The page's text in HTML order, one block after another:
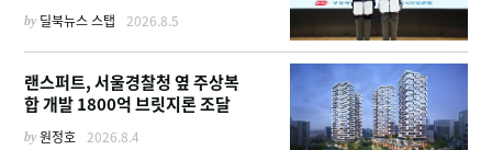
by 딜북뉴스 스탭 2026.8.5
랜스퍼트, 서울경찰청 옆 주상복
합 개발 1800억 브릿지론 조달
by원정호 2026.8.4